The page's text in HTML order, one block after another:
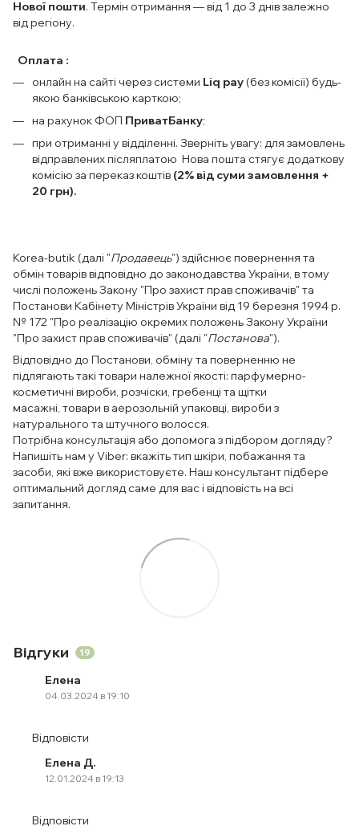
Нової пошти. Термін отримання — від 1 до 3 днів залежно
від регіону.
Оплата :
онлайн на сайті через системи Liq pay (без комісії) будь-
якою банківською карткою;
на рахунок ФОП ПриватБанку;
при отриманні у відділенні. Зверніть увагу: для замовлень
відправлених післяплатою Нова пошта стягує додаткову
комісію за переказ коштів (2% від суми замовлення +
20 грн).
Korea-butik (далі "Продавець") здійснює повернення та
обмін товарів відповідно до законодавства України, в тому
числі положень Закону "Про захист прав споживачів" та
Постанови Кабінету Міністрів України від 19 березня 1994 р.
№ 172 "Про реалізацію окремих положень Закону України
"Про захист прав споживачів" (далі "Постанова").
Відповідно до Постанови, обміну та поверненню не
підлягають такі товари належної якості: парфумерно-
косметичні вироби, розчіски, гребенці та щітки
масажні, товари в аерозольній упаковці, вироби з
натурального та штучного волосся.
Потрібна консультація або допомога з підбором догляду?
Напишіть нам у Viber: вкажіть тип шкіри, побажання та
засоби, які вже використовуєте. Наш консультант підбере
оптимальний догляд саме для вас і відповість на всі
запитання.
Відгуки 19
Елена
04.03.2024 в 19:10
Відповісти
Елена Д.
12.01.2024 в 19:13
Відповісти